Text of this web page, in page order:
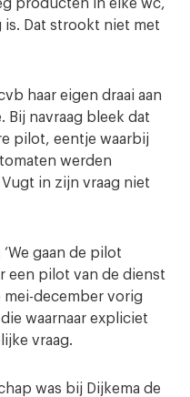
producten in elke wc,
Dat strookt niet met
haar eigen draai aan
Bij navraag bleek dat
pilot, eentje waarbij
werden
in zijn vraag niet
gaan de pilot
een pilot van de dienst
december vorig
waarnaar expliciet
vraag.
was bij Dijkema de